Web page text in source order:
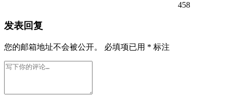
458
发表回复
您的邮箱地址不会被公开。 必填项已用 * 标注